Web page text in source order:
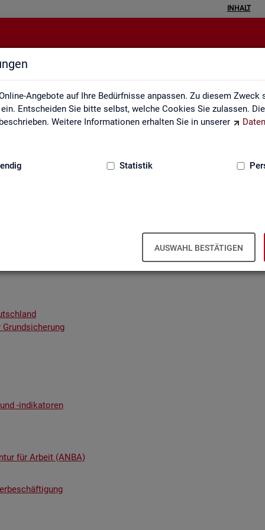
Angebote auf Ihre Bedürfnisse anpassen. Zu diesem Zweck
Entscheiden Sie bitte selbst, welche Cookies Sie zulassen.
Weitere Informationen erhalten Sie in unserer
Statistik
AUSWAHL BESTÄTIGEN
INHALT
Inhalt
In­halts­ver­zeich­nis
-in­di­ka­to­ren
für Ar­beit (ANBA)